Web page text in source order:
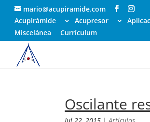
mario@acupiramide.com
Acupirámide
Acupresor
Miscelánea
Currículum
Oscilante